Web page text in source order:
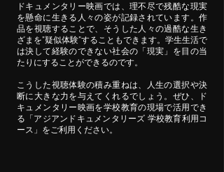
ドキュメンタリー映画では、理不尽で残酷な現実
を懸命に生きる人々の姿が記録されています。作
品を視聴することで、そうした人々の過酷な生き
ざまを”疑似体験”することもできます。学生生活で
は決して経験のできない社会の「現実」を目の当
たりにすることができるのです。
こうした視聴体験の積み重ねは、人生の選択や決
断に大きな力を与えてくれるでしょう。ぜひ、ド
キュメンタリー映画を学校教育の現場で活用でき
る「アジアンドキュメンタリーズ 学校教育利用コ
ース」をご利用ください。